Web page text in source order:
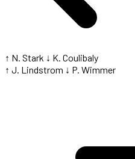
↑ N. Stark ↓ K. Coulibaly
↑ J. Lindstrom ↓ P. Wimmer